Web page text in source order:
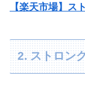
【楽天市場】
2. ストロン